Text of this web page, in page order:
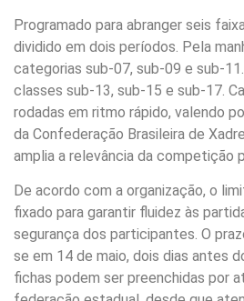
Programado para abranger seis
dividido em dois períodos. Pela
categorias sub-07, sub-09 e sub-
classes sub-13, sub-15 e sub-17.
rodadas em ritmo rápido, valendo
da Confederação Brasileira de
amplia a relevância da competição
De acordo com a organização, o
fixado para garantir fluidez às
segurança dos participantes. O
se em 14 de maio, dois dias antes
fichas podem ser preenchidas por